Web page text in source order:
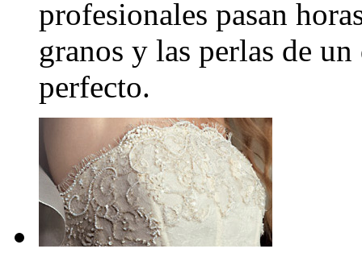
profesionales pasan
granos y las perlas de
perfecto.